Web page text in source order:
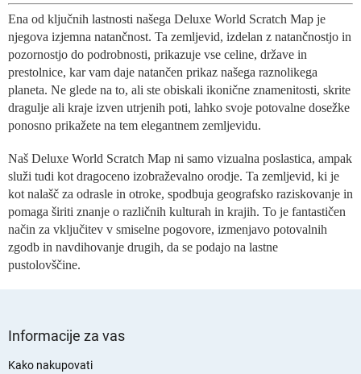
n
t
r
o
l
n
i
e
l
m
e
n
t
i
z
a
Ena od ključnih lastnosti našega Deluxe World Scratch Map je
njegova izjemna natančnost. Ta zemljevid, izdelan z natančnostjo in
pozornostjo do podrobnosti, prikazuje vse celine, države in
prestolnice, kar vam daje natančen prikaz našega raznolikega
planeta. Ne glede na to, ali ste obiskali ikonične znamenitosti, skrite
dragulje ali kraje izven utrjenih poti, lahko svoje potovalne dosežke
ponosno prikažete na tem elegantnem zemljevidu.
Naš Deluxe World Scratch Map ni samo vizualna poslastica, ampak
služi tudi kot dragoceno izobraževalno orodje. Ta zemljevid, ki je
kot nalašč za odrasle in otroke, spodbuja geografsko raziskovanje in
pomaga širiti znanje o različnih kulturah in krajih. To je fantastičen
način za vključitev v smiselne pogovore, izmenjavo potovalnih
zgodb in navdihovanje drugih, da se podajo na lastne
pustolovščine.
Informacije za vas
Kako nakupovati